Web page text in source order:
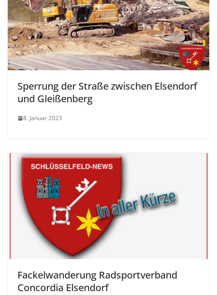
Sperrung der Straße zwischen Elsendorf
und Gleißenberg
8. Januar 2023
Fackelwanderung Radsportverband
Concordia Elsendorf